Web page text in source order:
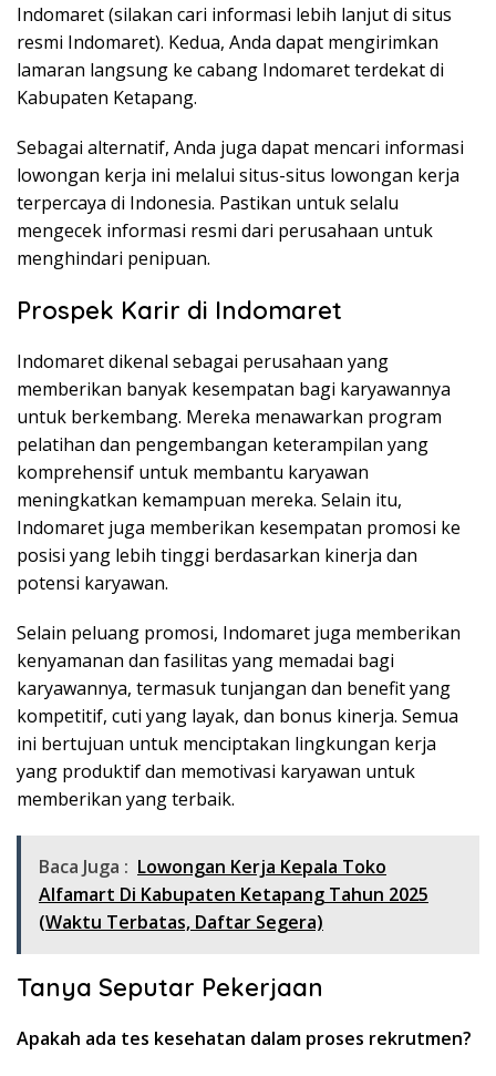
Indomaret (silakan cari informasi lebih lanjut di situs
resmi Indomaret). Kedua, Anda dapat mengirimkan
lamaran langsung ke cabang Indomaret terdekat di
Kabupaten Ketapang.
Sebagai alternatif, Anda juga dapat mencari informasi
lowongan kerja ini melalui situs-situs lowongan kerja
terpercaya di Indonesia. Pastikan untuk selalu
mengecek informasi resmi dari perusahaan untuk
menghindari penipuan.
Prospek Karir di Indomaret
Indomaret dikenal sebagai perusahaan yang
memberikan banyak kesempatan bagi karyawannya
untuk berkembang. Mereka menawarkan program
pelatihan dan pengembangan keterampilan yang
komprehensif untuk membantu karyawan
meningkatkan kemampuan mereka. Selain itu,
Indomaret juga memberikan kesempatan promosi ke
posisi yang lebih tinggi berdasarkan kinerja dan
potensi karyawan.
Selain peluang promosi, Indomaret juga memberikan
kenyamanan dan fasilitas yang memadai bagi
karyawannya, termasuk tunjangan dan benefit yang
kompetitif, cuti yang layak, dan bonus kinerja. Semua
ini bertujuan untuk menciptakan lingkungan kerja
yang produktif dan memotivasi karyawan untuk
memberikan yang terbaik.
Baca Juga : Lowongan Kerja Kepala Toko
Alfamart Di Kabupaten Ketapang Tahun 2025
(Waktu Terbatas, Daftar Segera)
Tanya Seputar Pekerjaan
Apakah ada tes kesehatan dalam proses rekrutmen?